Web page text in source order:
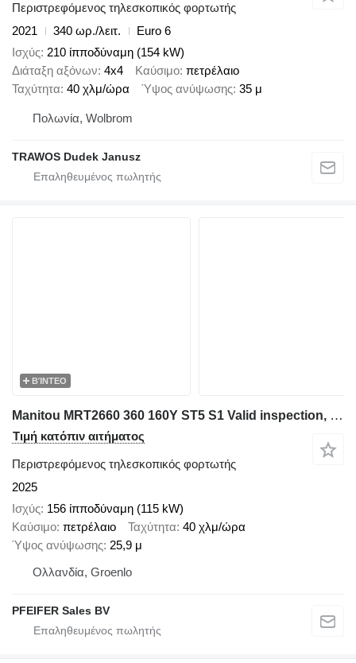
Περιστρεφόμενος τηλεσκοπικός φορτωτής
2021
340 ωρ./λειτ.
Euro 6
Ισχύς 210 ίπποδύναμη (154 kW)
Διάταξη αξόνων 4x4 Καύσιμο πετρέλαιο
Ταχύτητα 40 χλμ/ώρα Ύψος ανύψωσης 35 μ
Πολωνία, Wolbrom
TRAWOS Dudek Janusz
ΒΊΝΤΕΟ
Manitou MRT2660 360 160Y ST5 S1 Valid inspection, *Guarant
Τιμή κατόπιν αιτήματος
Περιστρεφόμενος τηλεσκοπικός φορτωτής
2025
Ισχύς 156 ίπποδύναμη (115 kW)
Καύσιμο πετρέλαιο Ταχύτητα 40 χλμ/ώρα
Ύψος ανύψωσης 25,9 μ
Ολλανδία, Groenlo
PFEIFER Sales BV